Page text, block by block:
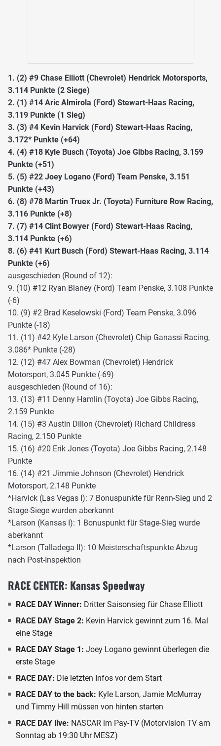
1. (2) #9 Chase Elliott (Chevrolet) Hendrick Motorsports,
3.114 Punkte (2 Siege)
2. (1) #14 Aric Almirola (Ford) Stewart-Haas Racing,
3.119 Punkte (1 Sieg)
3. (3) #4 Kevin Harvick (Ford) Stewart-Haas Racing,
3.172* Punkte (+64)
4. (4) #18 Kyle Busch (Toyota) Joe Gibbs Racing, 3.159
Punkte (+51)
5. (5) #22 Joey Logano (Ford) Team Penske, 3.151
Punkte (+43)
6. (8) #78 Martin Truex Jr. (Toyota) Furniture Row Racing,
3.116 Punkte (+8)
7. (7) #14 Clint Bowyer (Ford) Stewart-Haas Racing,
3.114 Punkte (+6)
8. (6) #41 Kurt Busch (Ford) Stewart-Haas Racing, 3.114
Punkte (+6)
ausgeschieden (Round of 12):
9. (10) #12 Ryan Blaney (Ford) Team Penske, 3.108 Punkte
(-6)
10. (9) #2 Brad Keselowski (Ford) Team Penske, 3.096
Punkte (-18)
11. (11) #42 Kyle Larson (Chevrolet) Chip Ganassi Racing,
3.086* Punkte (-28)
12. (12) #47 Alex Bowman (Chevrolet) Hendrick
Motorsport, 3.045 Punkte (-69)
ausgeschieden (Round of 16):
13. (13) #11 Denny Hamlin (Toyota) Joe Gibbs Racing,
2.159 Punkte
14. (15) #3 Austin Dillon (Chevrolet) Richard Childress
Racing, 2.150 Punkte
15. (16) #20 Erik Jones (Toyota) Joe Gibbs Racing, 2.148
Punkte
16. (14) #21 Jimmie Johnson (Chevrolet) Hendrick
Motorsport, 2.148 Punkte
*Harvick (Las Vegas I): 7 Bonuspunkte für Renn-Sieg und 2
Stage-Siege wurden aberkannt
*Larson (Kansas I): 1 Bonuspunkt für Stage-Sieg wurde
aberkannt
*Larson (Talladega II): 10 Meisterschaftspunkte Abzug
nach Post-Inspektion
RACE CENTER: Kansas Speedway
RACE DAY Winner: Dritter Saisonsieg für Chase Elliott
RACE DAY Stage 2: Kevin Harvick gewinnt zum 16. Mal
eine Stage
RACE DAY Stage 1: Joey Logano gewinnt überlegen die
erste Stage
RACE DAY: Die letzten Infos vor dem Start
RACE DAY to the back: Kyle Larson, Jamie McMurray
und Timmy Hill müssen von hinten starten
RACE DAY live: NASCAR im Pay-TV (Motorvision TV am
Sonntag ab 19:30 Uhr MESZ)